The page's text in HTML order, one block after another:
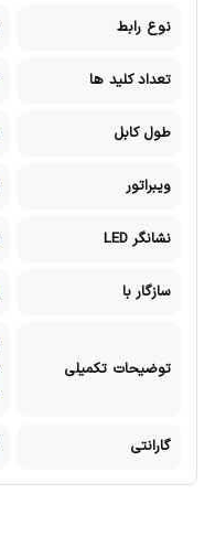
نوع رابط
تعداد کلید ها
طول کابل
ویبراتور
نشانگر LED
سازگار با
توضیحات تکمیلی
گارانتی